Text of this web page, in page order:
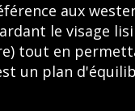
aux
le visage
tout en
un plan